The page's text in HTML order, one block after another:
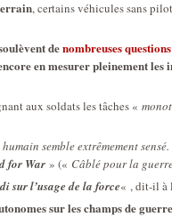
, certains véhicules sans
denombreuses
en mesurer pleinement les
aux soldats les tâches «
semble extrêmement
for War » (« Câblé pour la
sur l’usage de la force« , dit-il à
sur les champs de